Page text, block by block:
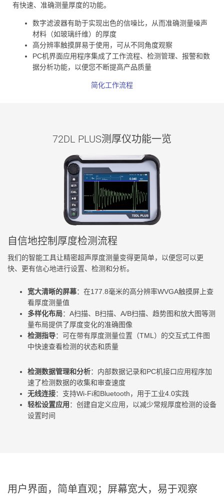
有快速、准确测量厚度的功能。
数字滤波器有助于实现出色的信噪比，从而准确测量噪声
材料（如玻璃纤维）的厚度
高分辨率触摸屏易于使用，可从不同角度观察
PC机界面应用程序集成了工作流程、检测管理、报警和数
据分析功能，以便您不断提高产品质量
简化工作流程
72DL PLUS测厚仪功能一览
自信地控制厚度检测流程
我们的智能工具让精密超声厚度测量变得更简单，以便您可以更
快、更有信心地进行设置、检测和分析。
宽大清晰的屏幕：在177.8毫米的高分辨率WVGA触摸屏上查
看厚度测量值
多样化布局：A扫描、B扫描、A/B扫描、趋势图和放大图等测
量布局提供了厚度变化的准确图像
检测指导：可在带有厚度测量位置（TML）的交互式工件图
中快速查看检测的状态和质量
检测数据管理和分析：内部数据记录和PC机接口应用程序加
速了检测数据的收集和审查速度
无线连接：支持Wi-Fi和Bluetooth，用于工业4.0实践
轻松设置应用 ：创建自定义应用，以减少常规厚度检测的设备
设置时间
用户界面，简单直观；屏幕宽大，易于观察